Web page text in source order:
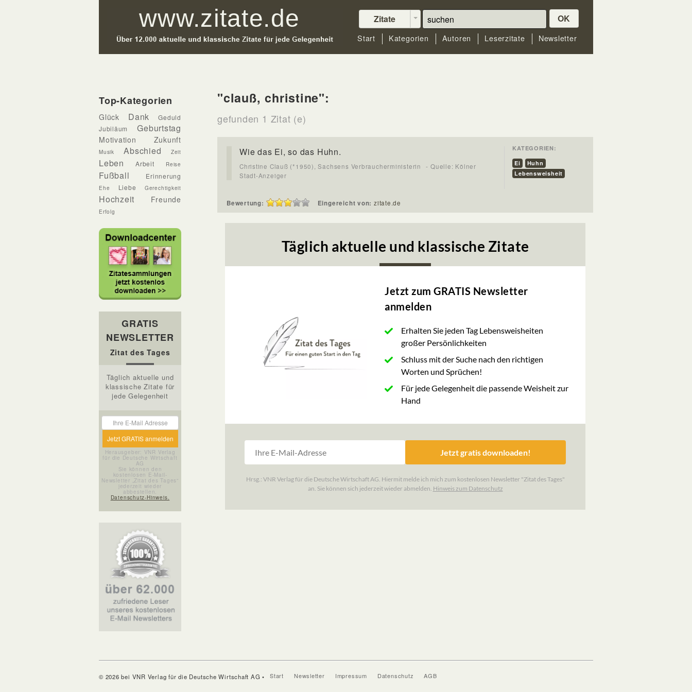
Zitate OK
Start Kategorien Autoren Leserzitate Newsletter
Top-Kategorien
Glück Dank
Geduld
Jubiläum
Geburtstag
Motivation Zukunft
Musik Abschied Zeit
Leben Arbeit Reise
Fußball Erinnerung
Ehe Liebe Gerechtigkeit
Hochzeit Freunde
Erfolg
GRATIS
NEWSLETTER
Zitat des Tages
Täglich aktuelle und
klassische Zitate für
jede Gelegenheit
Herausgeber: VNR Verlag
für die Deutsche Wirtschaft
AG
Sie können den
kostenlosen E-Mail-
Newsletter „Zitat des Tages“
jederzeit wieder
abbestellen.
Datenschutz-Hinweis.
"clauß, christine":
gefunden 1 Zitat (e)
Wie das Ei, so das Huhn.
Christine Clauß (*1950), Sachsens Verbraucherministerin
- Quelle: Kölner
Stadt-Anzeiger
KATEGORIEN:
Ei
Huhn
Lebensweisheit
Bewertung: Eingereicht von: zitate.de
© 2026 bei VNR Verlag für die Deutsche Wirtschaft AG • Start Newsletter Impressum Datenschutz AGB